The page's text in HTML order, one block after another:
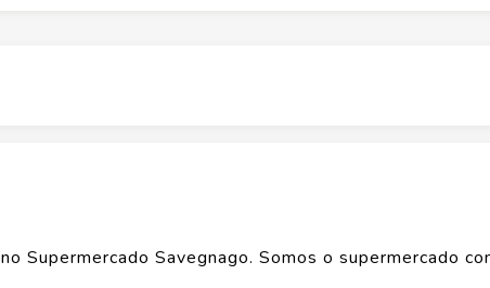
Comprimento 1
no Supermercado Savegnago. Somos o supermercado